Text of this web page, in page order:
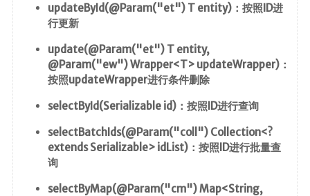
updateById(@Param("et") T entity)：按照ID进
行更新
update(@Param("et") T entity,
@Param("ew") Wrapper<T> updateWrapper)：
按照updateWrapper进行条件删除
selectById(Serializable id)：按照ID进行查询
selectBatchIds(@Param("coll") Collection<?
extends Serializable> idList)：按照ID进行批量查
询
selectByMap(@Param("cm") Map<String,